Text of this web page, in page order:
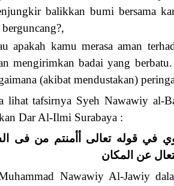
balikkan bumi bersama
apakah kamu merasa aman
mengirimkan badai yang
(akibat mendustakan)
lihat tafsirnya Syeh Nawawiy al-
Dar Al-Ilmi Surabaya :
في قوله تعالى أأمنتم من فى
Nawawiy Al-Jawiy